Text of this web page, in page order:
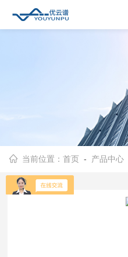
当前位置：首页 - 产品中心